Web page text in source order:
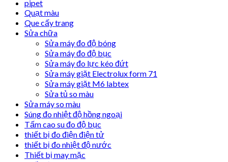
pipet
Quạt màu
Que cấy trang
Sửa chữa
Sửa máy đo độ bóng
Sửa máy đo độ bục
Sửa máy đo lực kéo đứt
Sửa máy giặt Electrolux form 71
Sửa máy giặt M6 labtex
Sửa tủ so màu
Sửa máy so màu
Súng đo nhiệt độ hồng ngoại
Tấm cao su đo độ bục
thiết bị đo điện điện tử
thiết bị đo nhiệt độ nước
Thiết bị may mặc